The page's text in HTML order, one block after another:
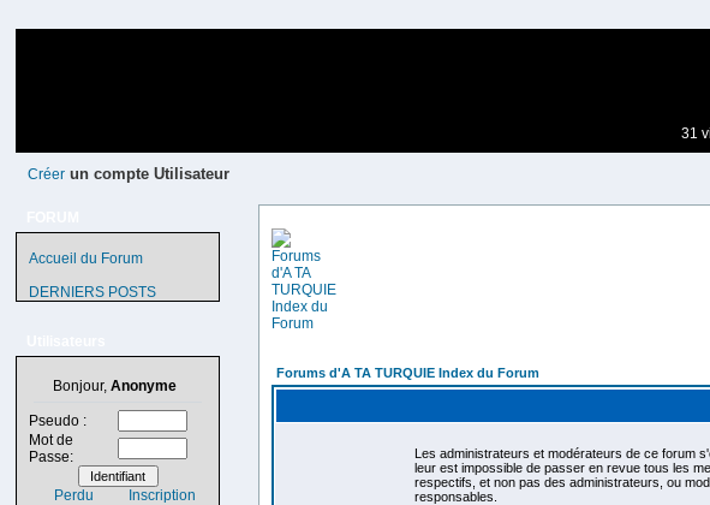
31
Créer un compte Utilisateur
Accueil du Forum
DERNIERS POSTS
Bonjour, Anonyme
Pseudo :
Mot de
Passe:
Perdu Inscription
Forums d'A TA TURQUIE Index du Forum
Les administrateurs et modérateurs de ce forum
leur est impossible de passer en revue tous les
respectifs, et non pas des administrateurs, ou
responsables.